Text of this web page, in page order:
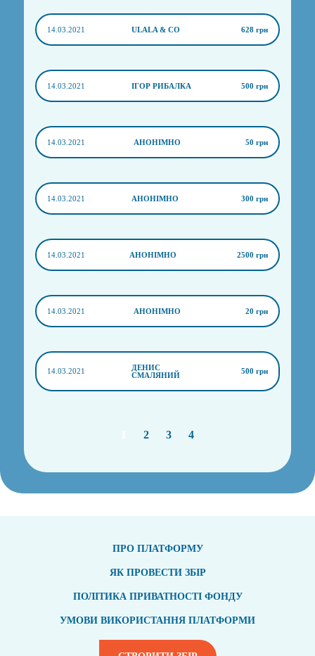
14.03.2021 ULALA & CO 628 грн
14.03.2021 ІГОР РИБАЛКА 500 грн
14.03.2021 АНОНІМНО 50 грн
14.03.2021 АНОНІМНО 300 грн
14.03.2021 АНОНІМНО 2500 грн
14.03.2021 АНОНІМНО 20 грн
14.03.2021
ДЕНИС
СМАЛЯНИЙ
500 грн
2 3 4
ПРО ПЛАТФОРМУ
ЯК ПРОВЕСТИ ЗБІР
ПОЛІТИКА ПРИВАТНОСТІ ФОНДУ
УМОВИ ВИКОРИСТАННЯ ПЛАТФОРМИ